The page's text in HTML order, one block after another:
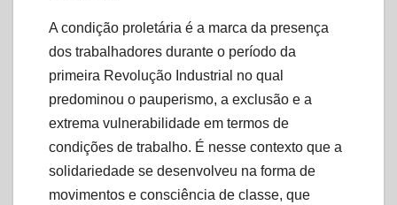
A condição proletária é a marca da presença
dos trabalhadores durante o período da
primeira Revolução Industrial no qual
predominou o pauperismo, a exclusão e a
extrema vulnerabilidade em termos de
condições de trabalho. É nesse contexto que a
solidariedade se desenvolveu na forma de
movimentos e consciência de classe, que